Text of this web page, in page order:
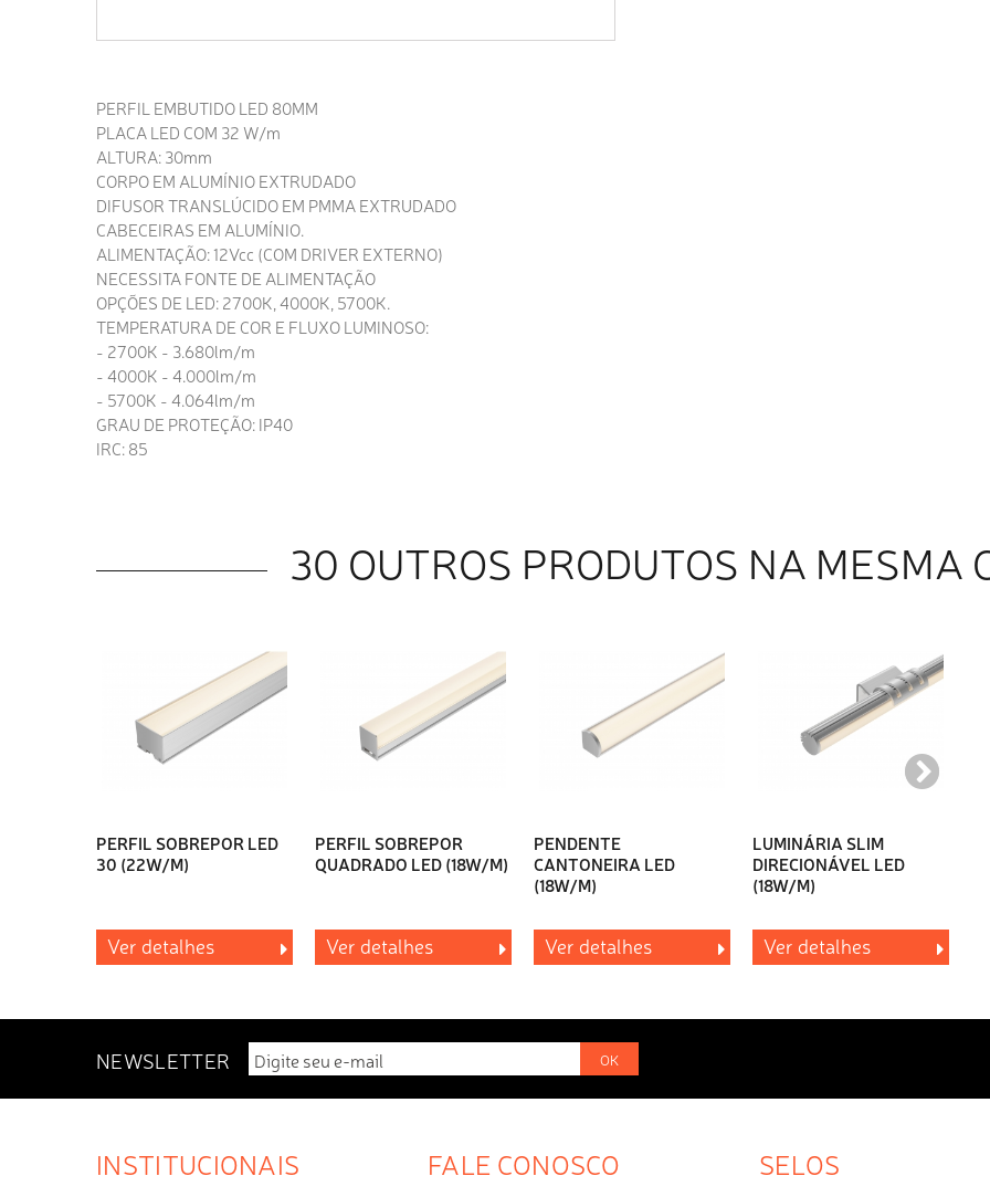
PERFIL EMBUTIDO LED 80MM
PLACA LED COM 32 W/m
ALTURA: 30mm
CORPO EM ALUMÍNIO EXTRUDADO
DIFUSOR TRANSLÚCIDO EM PMMA EXTRUDADO
CABECEIRAS EM ALUMÍNIO.
ALIMENTAÇÃO: 12Vcc (COM DRIVER EXTERNO)
NECESSITA FONTE DE ALIMENTAÇÃO
OPÇÕES DE LED: 2700K, 4000K, 5700K.
TEMPERATURA DE COR E FLUXO LUMINOSO:
- 2700K - 3.680lm/m
- 4000K - 4.000lm/m
- 5700K - 4.064lm/m
GRAU DE PROTEÇÃO: IP40
IRC: 85
30 OUTROS PRODUTOS NA MESMA
PERFIL SOBREPOR LED
30 (22W/M)
Ver detalhes
PERFIL SOBREPOR
QUADRADO LED (18W/M)
Ver detalhes
PENDENTE
CANTONEIRA LED
(18W/M)
Ver detalhes
LUMINÁRIA SLIM
DIRECIONÁVEL LED
(18W/M)
Ver detalhes
NEWSLETTER OK
INSTITUCIONAIS FALE CONOSCO SELOS